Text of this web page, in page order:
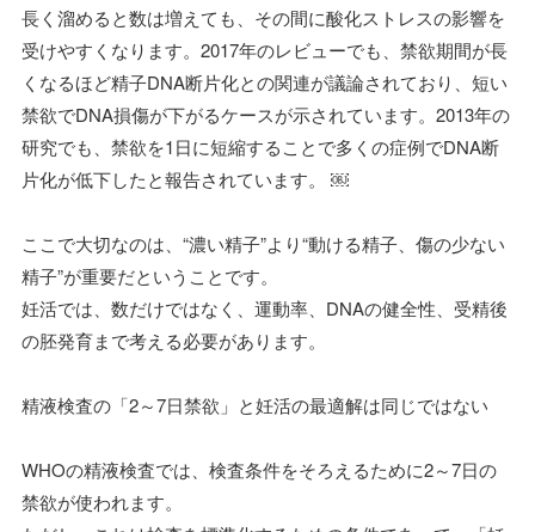
長く溜めると数は増えても、その間に酸化ストレスの影響を
受けやすくなります。2017年のレビューでも、禁欲期間が長
くなるほど精子DNA断片化との関連が議論されており、短い
禁欲でDNA損傷が下がるケースが示されています。2013年の
研究でも、禁欲を1日に短縮することで多くの症例でDNA断
片化が低下したと報告されています。 ￼
ここで大切なのは、“濃い精子”より“動ける精子、傷の少ない
精子”が重要だということです。
妊活では、数だけではなく、運動率、DNAの健全性、受精後
の胚発育まで考える必要があります。
精液検査の「2～7日禁欲」と妊活の最適解は同じではない
WHOの精液検査では、検査条件をそろえるために2～7日の
禁欲が使われます。